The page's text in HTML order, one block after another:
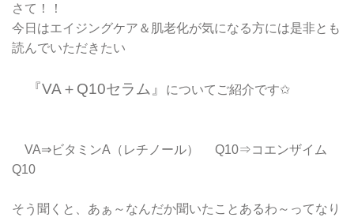
さて！！
今日はエイジングケア＆肌老化が気になる方には是非とも
読んでいただきたい
『VA＋Q10セラム』 についてご紹介です✩
VA⇒ビタミンA（レチノール） Q10⇒コエンザイム
Q10
そう聞くと、あぁ～なんだか聞いたことあるわ～ってなり